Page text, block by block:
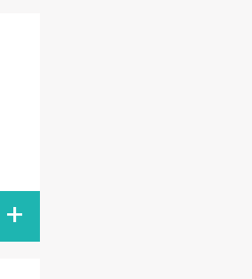
+